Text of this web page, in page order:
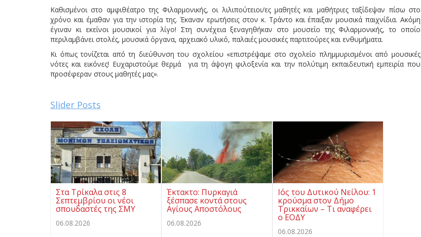
Καθισμένοι στο αμφιθέατρο της Φιλαρμονικής, οι λιλιπούτειοι/ες μαθητές και μαθήτριες ταξίδεψαν πίσω στο
χρόνο και έμαθαν για την ιστορία της. Έκαναν ερωτήσεις στον κ. Τράντο και έπαιξαν μουσικά παιχνίδια. Ακόμη
έγιναν κι εκείνοι μουσικοί για λίγο! Στη συνέχεια ξεναγηθήκαν στο μουσείο της Φιλαρμονικής, το οποίο
περιλαμβάνει στολές, μουσικά όργανα, αρχειακό υλικό, παλαιές μουσικές παρτιτούρες και ενθυμήματα.
Κι όπως τονίζεται από τη διεύθυνση του σχολείου «επιστρέψαμε στο σχολείο πλημμυρισμένοι από μουσικές
νότες και εικόνες! Ευχαριστούμε θερμά για τη άψογη φιλοξενία και την πολύτιμη εκπαιδευτική εμπειρία που
προσέφεραν στους μαθητές μας».
Slider Posts
Στα Τρίκαλα στις 8
Σεπτεμβρίου οι νέοι
σπουδαστές της ΣΜΥ
06.08.2026
Έκτακτο: Πυρκαγιά
ξέσπασε κοντά στους
Αγίους Αποστόλους
06.08.2026
Ιός του Δυτικού Νείλου: 1
κρούσμα στον Δήμο
Τρικκαίων – Τι αναφέρει
ο ΕΟΔΥ
06.08.2026